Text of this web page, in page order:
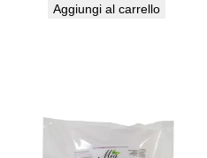
Aggiungi al carrello